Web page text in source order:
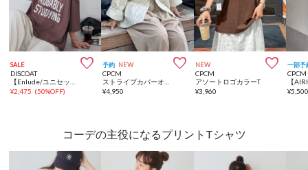
SALE 
DISCOAT
【Enlude/ユニセックス】カレッジロゴドロストTシャツ
¥2,475 (50%OFF)
予約 NEW 
CPCM
ストライプカバーオールシャツ
¥4,950
NEW 
CPCM
アソートロゴカラーT
¥3,960
一部予
CPCM
¥
コーデの主役になるプリントTシャツ